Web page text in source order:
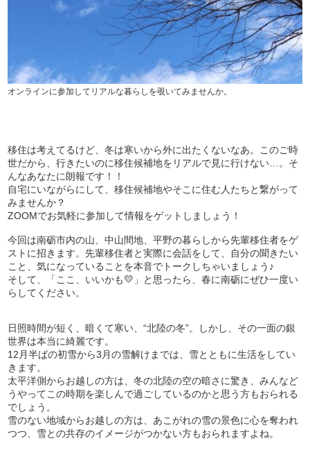
オンラインに参加してリアルな暮らしを覗いてみませんか。
移住は考えてるけど、冬は寒いから外に出たくないなあ。このご時
世だから、行きたいのに移住候補地をリアルで見に行けない…。そ
んなあなたに朗報です！！
自宅にいながらにして、移住候補地やそこに住む人たちと繋がって
みませんか？
ZOOMでお気軽に参加して情報をゲットしましょう！
今回は南砺市内の山、中山間地、平野の暮らしから先輩移住者をゲ
ストに招きます。先輩移住者と実際に会話をして、自分の聞きたい
こと、気になっていることを本音でトークしちゃいましょう♪
そして、「ここ、いいかも💛」と思ったら、春に南砺にぜひ一度い
らしてください。
日照時間が短く、暗くて寒い、“北陸の冬”。しかし、その一面の銀
世界は本当に綺麗です。
12月半ばの初雪から3月の雪解けまでは、雪とともに生活をしてい
きます。
太平洋側からお越しの方は、冬の北陸の空の暗さに驚き、みんなど
うやってこの時期を楽しんで過ごしているのかと思う方もおられる
でしょう。
雪のない地域からお越しの方は、あこがれの雪の景色に心を奪われ
つつ、雪との共存のイメージがつかない方もおられますよね。